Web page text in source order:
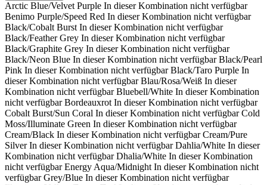
Arctic Blue/Velvet Purple In dieser Kombination nicht verfügbar
Benimo Purple/Speed Red In dieser Kombination nicht verfügbar
Black/Cobalt Burst In dieser Kombination nicht verfügbar
Black/Feather Grey In dieser Kombination nicht verfügbar
Black/Graphite Grey In dieser Kombination nicht verfügbar
Black/Neon Blue In dieser Kombination nicht verfügbar Black/Pearl
Pink In dieser Kombination nicht verfügbar Black/Taro Purple In
dieser Kombination nicht verfügbar Blau/Rosa/Weiß In dieser
Kombination nicht verfügbar Bluebell/White In dieser Kombination
nicht verfügbar Bordeauxrot In dieser Kombination nicht verfügbar
Cobalt Burst/Sun Coral In dieser Kombination nicht verfügbar Cold
Moss/Illuminate Green In dieser Kombination nicht verfügbar
Cream/Black In dieser Kombination nicht verfügbar Cream/Pure
Silver In dieser Kombination nicht verfügbar Dahlia/White In dieser
Kombination nicht verfügbar Dhalia/White In dieser Kombination
nicht verfügbar Energy Aqua/Midnight In dieser Kombination nicht
verfügbar Grey/Blue In dieser Kombination nicht verfügbar